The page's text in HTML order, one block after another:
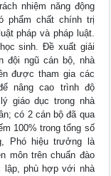
nhiệm năng động
phẩm chất chính trị
pháp và pháp luật.
sinh. Đề xuất giải
đội ngũ cán bộ, nhà
được tham gia các
nâng cao trình độ
giáo dục trong nhà
có 2 cán bộ đã qua
100% trong tổng số
Phó hiệu trưởng là
môn trên chuẩn đào
lập, phù hợp với nhà